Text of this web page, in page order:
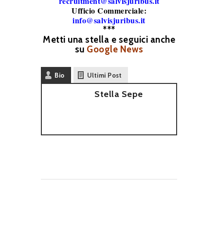
Ufficio Commerciale:
info@salvisjuribus.it
***
Metti una stella e seguici anche
su Google News
Bio Ultimi Post
Stella Sepe